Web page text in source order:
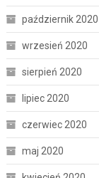
październik 2020
wrzesień 2020
sierpień 2020
lipiec 2020
czerwiec 2020
maj 2020